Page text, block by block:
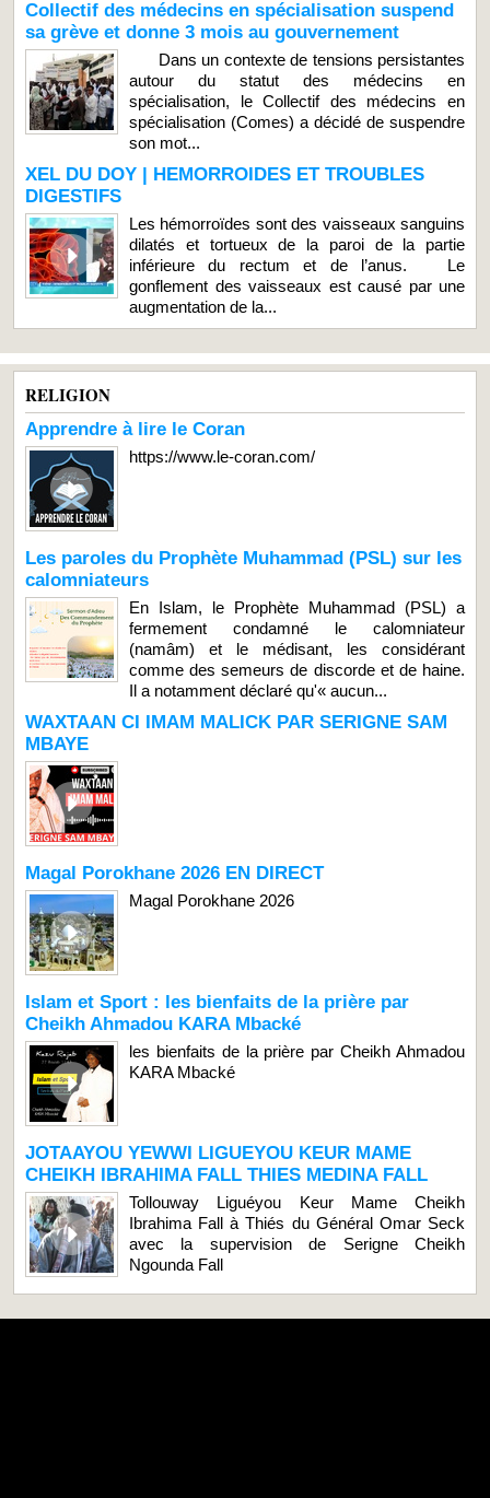
Collectif des médecins en spécialisation suspend
sa grève et donne 3 mois au gouvernement
Dans un contexte de tensions persistantes
autour du statut des médecins en
spécialisation, le Collectif des médecins en
spécialisation (Comes) a décidé de suspendre
son mot...
XEL DU DOY | HEMORROIDES ET TROUBLES
DIGESTIFS
Les hémorroïdes sont des vaisseaux sanguins
dilatés et tortueux de la paroi de la partie
inférieure du rectum et de l’anus. Le
gonflement des vaisseaux est causé par une
augmentation de la...
RELIGION
Apprendre à lire le Coran
https://www.le-coran.com/
Les paroles du Prophète Muhammad (PSL) sur les
calomniateurs
En Islam, le Prophète Muhammad (PSL) a
fermement condamné le calomniateur
(namâm) et le médisant, les considérant
comme des semeurs de discorde et de haine.
Il a notamment déclaré qu'« aucun...
WAXTAAN CI IMAM MALICK PAR SERIGNE SAM
MBAYE
Magal Porokhane 2026 EN DIRECT
Magal Porokhane 2026
Islam et Sport : les bienfaits de la prière par
Cheikh Ahmadou KARA Mbacké
les bienfaits de la prière par Cheikh Ahmadou
KARA Mbacké
JOTAAYOU YEWWI LIGUEYOU KEUR MAME
CHEIKH IBRAHIMA FALL THIES MEDINA FALL
Tollouway Liguéyou Keur Mame Cheikh
Ibrahima Fall à Thiés du Général Omar Seck
avec la supervision de Serigne Cheikh
Ngounda Fall